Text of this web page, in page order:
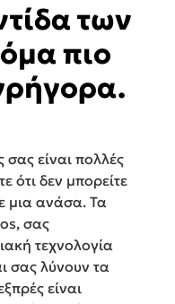
των
πιο
είναι πολλές
ότι δεν µπορείτε
µια ανάσα. Τα
σας
τεχνολογία
σας λύνουν τα
είναι